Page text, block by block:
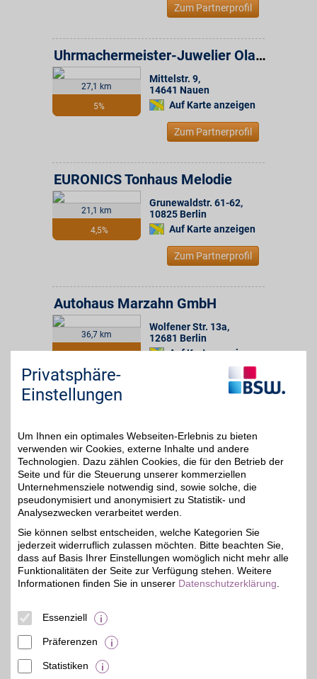
Zum Partnerprofil
27,1 km
5%
Uhrmachermeister-Juwelier Olaf Stackebrandt
Mittelstr. 9,
14641 Nauen
Auf Karte anzeigen
Zum Partnerprofil
21,1 km
4,5%
EURONICS Tonhaus Melodie
Grunewaldstr. 61-62,
10825 Berlin
Auf Karte anzeigen
Zum Partnerprofil
36,7 km
Autohaus Marzahn GmbH
Wolfener Str. 13a,
12681 Berlin
Auf Karte anzeigen
Zum Partnerprofil
30 km
4%
August-Lindemann-Str.
9,
10247 Berlin
Auf Karte anzeigen
Zum Partnerprofil
5%
Volkswagen Automobile Berlin GmbH
Goerzallee 251,
Privatsphäre-
Einstellungen
Um Ihnen ein optimales Webseiten-Erlebnis zu bieten
verwenden wir Cookies, externe Inhalte und andere
Technologien. Dazu zählen Cookies, die für den Betrieb der
Seite und für die Steuerung unserer kommerziellen
Unternehmensziele notwendig sind, sowie solche, die
pseudonymisiert und anonymisiert zu Statistik- und
Analysezwecken verarbeitet werden.
Sie können selbst entscheiden, welche Kategorien Sie
jederzeit widerruflich zulassen möchten. Bitte beachten Sie,
dass auf Basis Ihrer Einstellungen womöglich nicht mehr alle
Funktionalitäten der Seite zur Verfügung stehen. Weitere
Informationen finden Sie in unserer Datenschutzerklärung
Essenziell
Präferenzen
Statistiken